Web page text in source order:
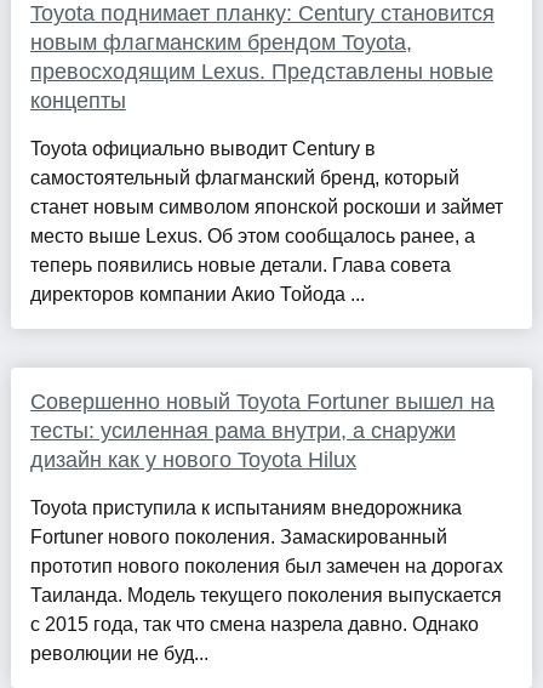
Toyota поднимает планку: Century становится
новым флагманским брендом Toyota,
превосходящим Lexus. Представлены новые
концепты
Toyota официально выводит Century в
самостоятельный флагманский бренд, который
станет новым символом японской роскоши и займет
место выше Lexus. Об этом сообщалось ранее, а
теперь появились новые детали. Глава совета
директоров компании Акио Тойода ...
Совершенно новый Toyota Fortuner вышел на
тесты: усиленная рама внутри, а снаружи
дизайн как у нового Toyota Hilux
Toyota приступила к испытаниям внедорожника
Fortuner нового поколения. Замаскированный
прототип нового поколения был замечен на дорогах
Таиланда. Модель текущего поколения выпускается
с 2015 года, так что смена назрела давно. Однако
революции не буд...